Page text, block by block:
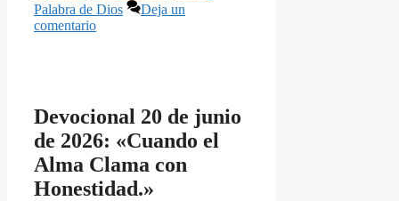
Palabra de Dios
Deja un
comentario
Devocional 20 de junio
de 2026: «Cuando el
Alma Clama con
Honestidad.»